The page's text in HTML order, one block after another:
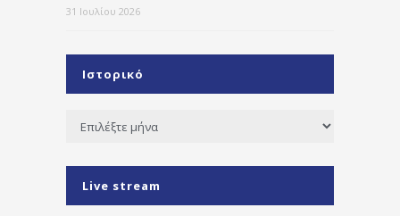
31 Ιουλίου 2026
Ιστορικό
Ιστορικό
Live stream